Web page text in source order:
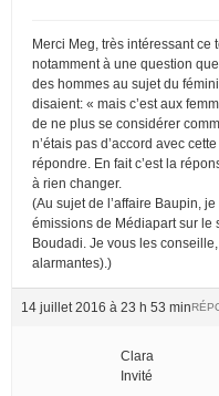
Merci Meg, très intéressant ce
notamment à une question
des hommes au sujet du
disaient: « mais c’est aux
de ne plus se considérer
n’étais pas d’accord avec
répondre. En fait c’est la
à rien changer.
(Au sujet de l’affaire Baupin,
émissions de Médiapart sur le
Boudadi. Je vous les
alarmantes).)
14 juillet 2016 à 23 h 53 min
Clara
Invité